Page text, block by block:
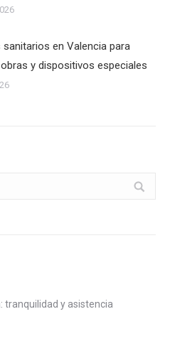
sanitarios en Valencia para
y dispositivos especiales
tranquilidad y asistencia